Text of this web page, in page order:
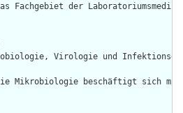
Fachgebiet der
Virologie und
Mikrobiologie beschäftigt sich mit